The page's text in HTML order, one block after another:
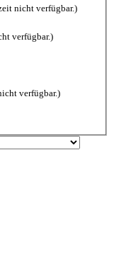
nicht verfügbar.)
verfügbar.)
verfügbar.)